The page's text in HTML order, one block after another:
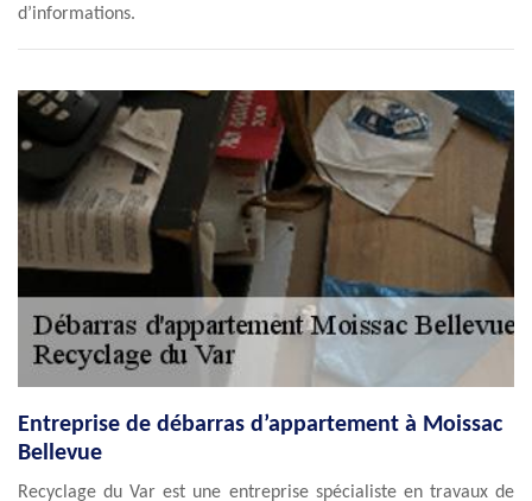
d’informations.
Entreprise de débarras d’appartement à Moissac
Bellevue
Recyclage du Var est une entreprise spécialiste en travaux de